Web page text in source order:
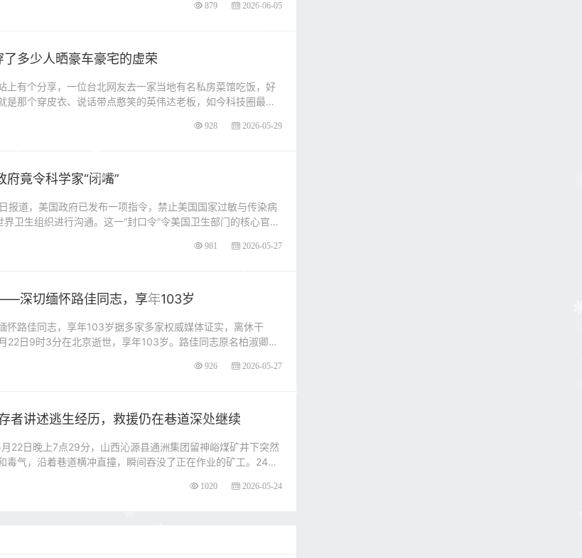
879 2026-06-05
了多少人晒豪车豪宅的虚荣
上有个分享，一位台北网友去一家当地有名私房菜馆吃饭，好
那个穿皮衣、说话带点憨笑的英伟达老板，如今科技圈最炙
928 2026-05-29
竟令科学家“闭嘴”
报道，美国政府已发布一项指令，禁止美国国家过敏与传染病
卫生组织进行沟通。这一“封口令”令美国卫生部门的核心官员
981 2026-05-27
深切缅怀路佳同志，享年103岁
路佳同志，享年103岁据多家多家权威媒体证实，离休干
22日9时3分在北京逝世，享年103岁。路佳同志原名柏淑卿，
926 2026-05-27
者讲述逃生经历，救援仍在巷道深处继续
22日晚上7点29分，山西沁源县通洲集团留神峪煤矿井下突然
毒气，沿着巷道横冲直撞，瞬间吞没了正在作业的矿工。24小
1020 2026-05-24